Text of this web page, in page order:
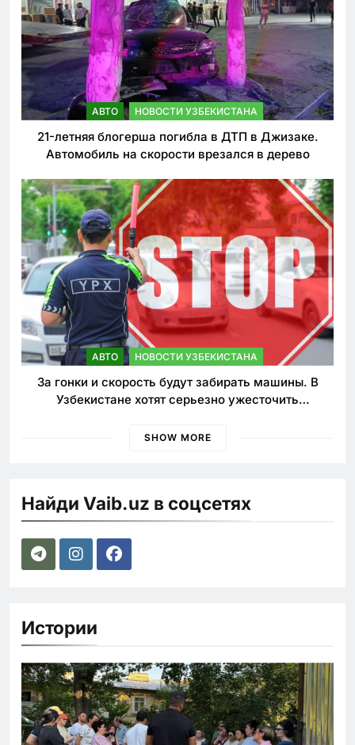
АВТО НОВОСТИ УЗБЕКИСТАНА
21-летняя блогерша погибла в ДТП в Джизаке.
Автомобиль на скорости врезался в дерево
АВТО НОВОСТИ УЗБЕКИСТАНА
За гонки и скорость будут забирать машины. В
Узбекистане хотят серьезно ужесточить
SHOW MORE
Найди Vaib.uz в соцсетях
Истории